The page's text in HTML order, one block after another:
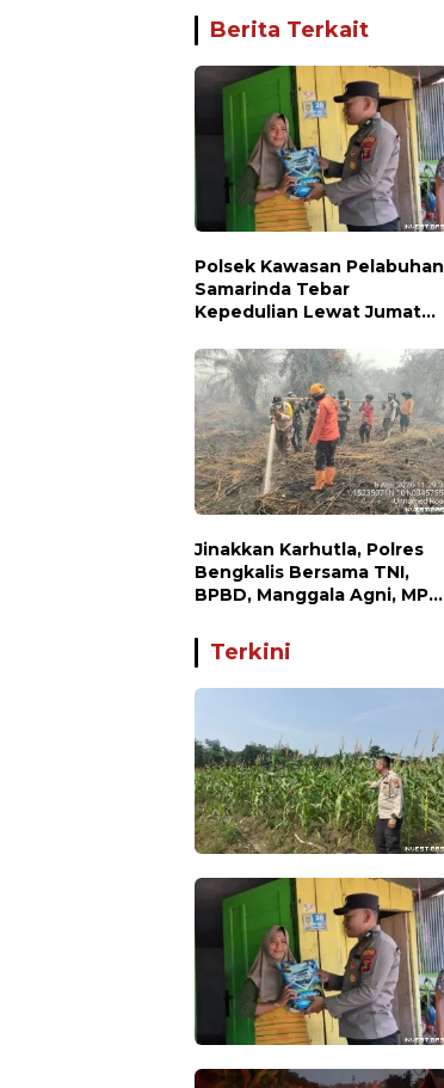
Berita Terkait
Polsek Kawasan Pelabuhan
Samarinda Tebar
Kepedulian Lewat Jumat
Dama Terima Bantuan
Sosial
Jinakkan Karhutla, Polres
Bengkalis Bersama TNI,
BPBD, Manggala Agni, MPA
Siak Kecil dan Mandau
Terkini